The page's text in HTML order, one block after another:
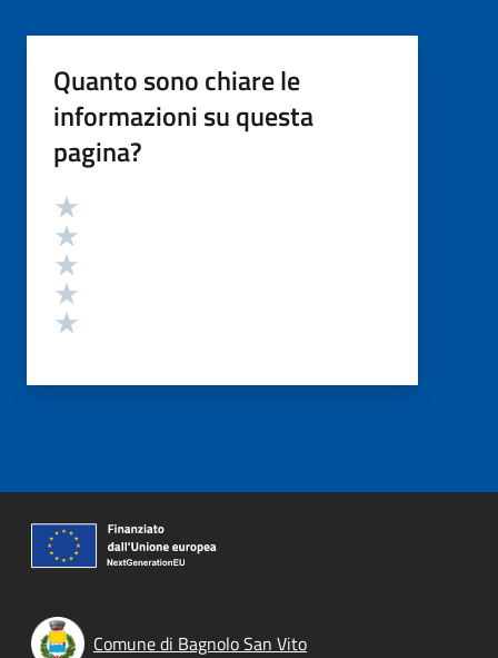
Quanto sono chiare le
informazioni su questa
pagina?
Valutazione
Comune di Bagnolo San Vito